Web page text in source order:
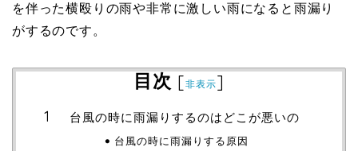
を伴った横殴りの雨や非常に激しい雨になると雨漏り
がするのです。
目次 [非表示]
台風の時に雨漏りするのはどこが悪いの
台風の時に雨漏りする原因